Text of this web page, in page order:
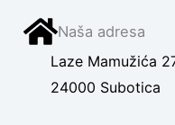
Naša adresa
Laze Mamužića
24000 Subotica